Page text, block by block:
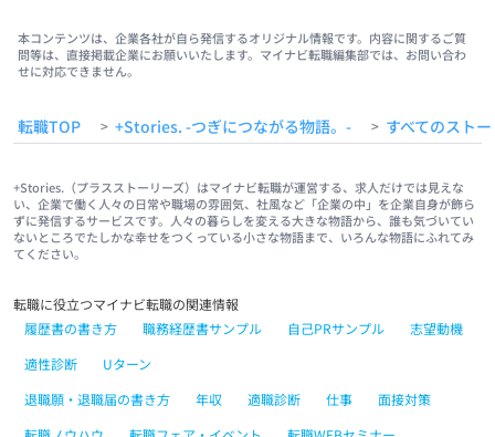
#山口県 #香川県 #愛媛県 #福岡県 #佐賀県 #長崎県 #熊本県 #大分県
#鹿児島県 #あけましておめでとうございます #新年の挨拶
本コンテンツは、企業各社が自ら発信するオリジナル情報です。内容に関するご質
問等は、直接掲載企業にお願いいたします。マイナビ転職編集部では、お問い合わ
せに対応できません。
転職TOP > +Stories. -つぎにつながる物語。- > すべてのスト
+Stories.（プラスストーリーズ）はマイナビ転職が運営する、求人だけでは見えな
い、企業で働く人々の日常や職場の雰囲気、社風など「企業の中」を企業自身が飾ら
ずに発信するサービスです。人々の暮らしを変える大きな物語から、誰も気づいてい
ないところでたしかな幸せをつくっている小さな物語まで、いろんな物語にふれてみ
てください。
転職に役立つマイナビ転職の関連情報
履歴書の書き方
職務経歴書サンプル 自己PRサンプル
志望動機
適性診断
Uターン
退職願・退職届の書き方
年収 適職診断 仕事
面接対策